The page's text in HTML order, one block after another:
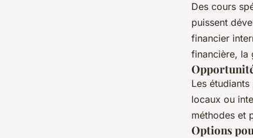
Des cours
puissent
financier
financière, la
Les
locaux ou
méthodes et
Options